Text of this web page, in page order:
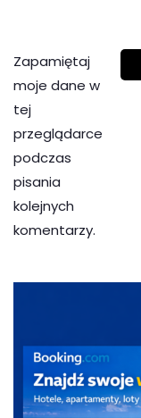
Zapamiętaj
moje dane w
tej
przeglądarce
podczas
pisania
kolejnych
komentarzy.